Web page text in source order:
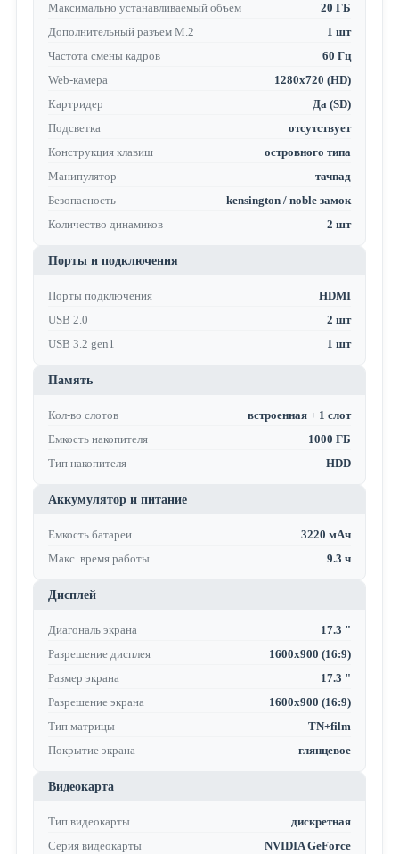
Максимально устанавливаемый объем
20 ГБ
Дополнительный разъем M.2
1 шт
Частота смены кадров
60 Гц
Web-камера
1280x720 (HD)
Картридер
Да (SD)
Подсветка
отсутствует
Конструкция клавиш
островного типа
Манипулятор
тачпад
Безопасность
kensington / noble замок
Количество динамиков
2 шт
Порты и подключения
Порты подключения
HDMI
USB 2.0
2 шт
USB 3.2 gen1
1 шт
Память
Кол-во слотов
встроенная + 1 слот
Емкость накопителя
1000 ГБ
Тип накопителя
HDD
Аккумулятор и питание
Емкость батареи
3220 мАч
Макс. время работы
9.3 ч
Дисплей
Диагональ экрана
17.3 "
Разрешение дисплея
1600x900 (16:9)
Размер экрана
17.3 "
Разрешение экрана
1600x900 (16:9)
Тип матрицы
TN+film
Покрытие экрана
глянцевое
Видеокарта
Тип видеокарты
дискретная
Серия видеокарты
NVIDIA GeForce